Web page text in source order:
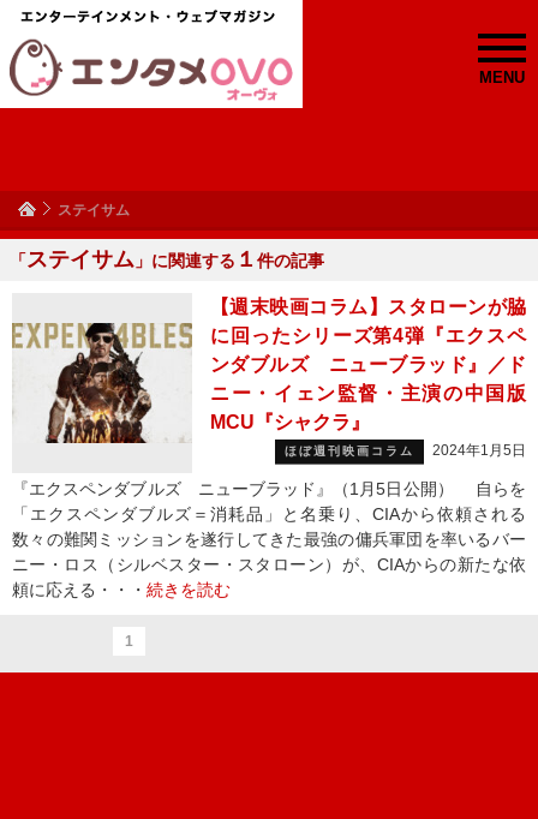
MENU
ステイサム
「ステイサム 」に関連する １ 件の記事
【週末映画コラム】スタローンが脇
に回ったシリーズ第4弾『エクスペ
ンダブルズ ニューブラッド』／ド
ニー・イェン監督・主演の中国版
MCU『シャクラ』
ほぼ週刊映画コラム 2024年1月5日
『エクスペンダブルズ ニューブラッド』（1月5日公開） 自らを
「エクスペンダブルズ＝消耗品」と名乗り、CIAから依頼される
数々の難関ミッションを遂行してきた最強の傭兵軍団を率いるバー
ニー・ロス（シルベスター・スタローン）が、CIAからの新たな依
頼に応える・・・ 続きを読む
1